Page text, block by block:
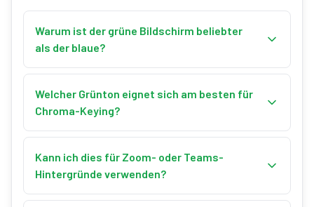
Warum ist der grüne Bildschirm beliebter
als der blaue?
Grün benötigt weniger Licht und kommt seltener in
Hauttönen und Kleidung vor. Digitalkameras sind
zudem empfindlicher für Grün, was sauberere
Welcher Grünton eignet sich am besten für
Chroma-Keying?
Chroma-Grün (#00B140) ist der professionelle
Standard. Gleichmäßige Beleuchtung ist
entscheidend; vermeiden Sie Grün in Kleidung und
Kann ich dies für Zoom- oder Teams-
Hintergründe verwenden?
Ja! Zeigen Sie den grünen Bildschirm im